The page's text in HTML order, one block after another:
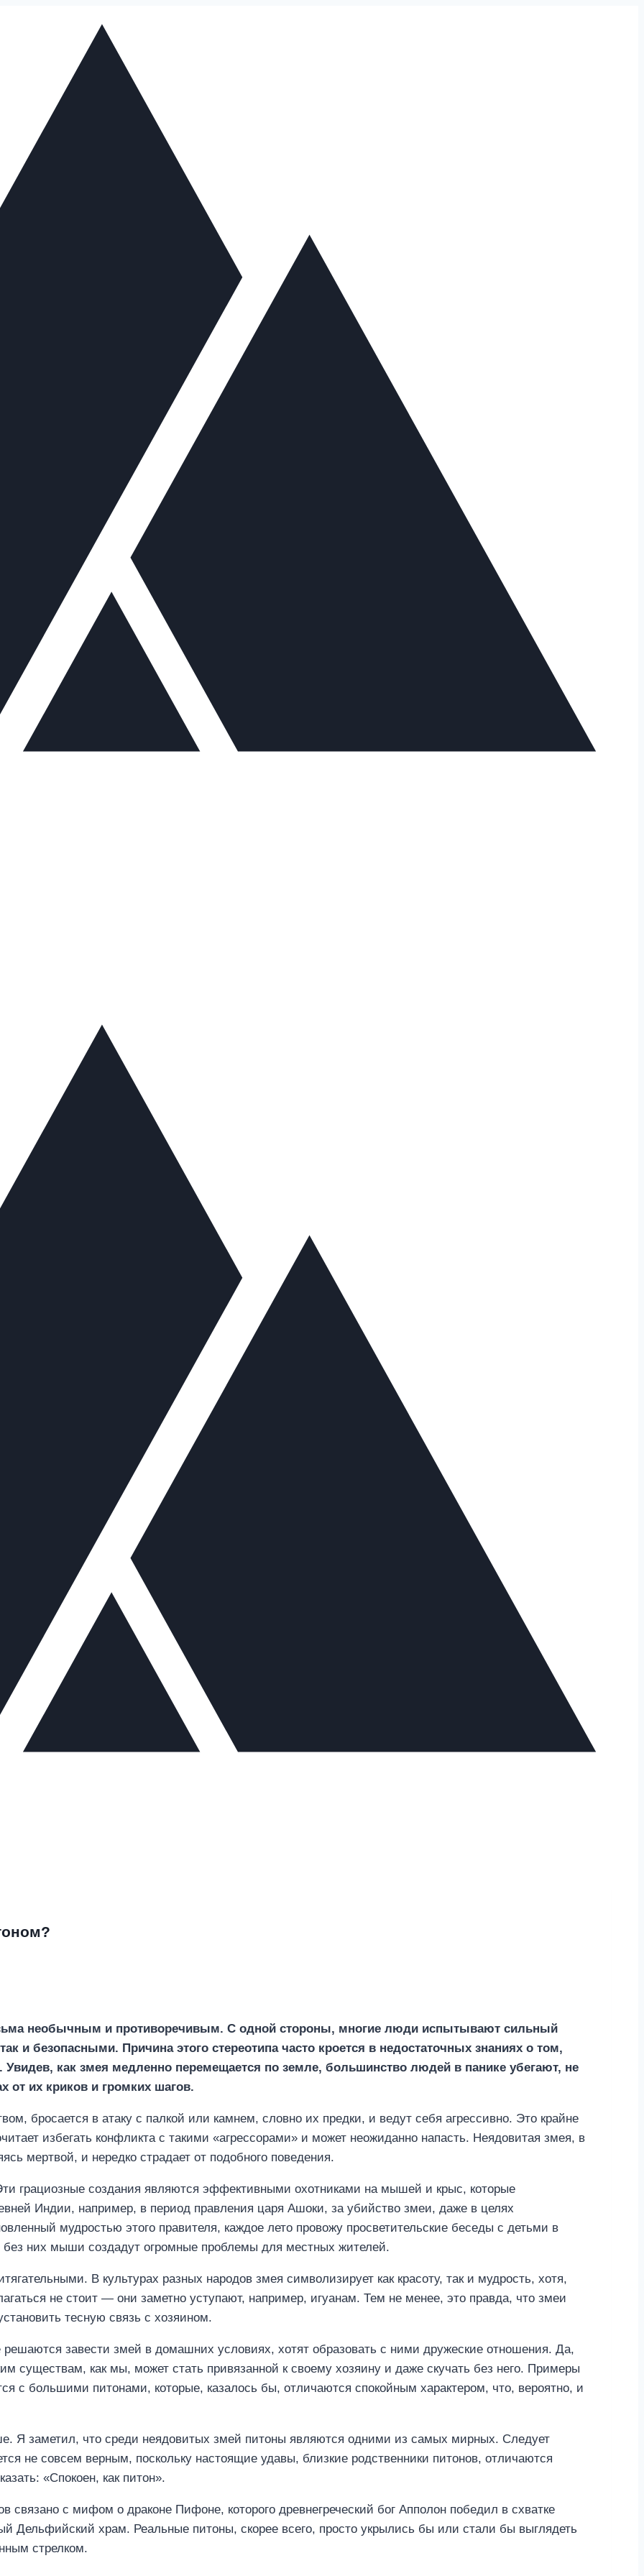
необычным и противоречивым. С одной стороны, многие люди испытывают сильный
и безопасными. Причина этого стереотипа часто кроется в недостаточных знаниях о том,
Увидев, как змея медленно перемещается по земле, большинство людей в панике убегают, не
от их криков и громких шагов.
бросается в атаку с палкой или камнем, словно их предки, и ведут себя агрессивно. Это крайне
избегать конфликта с такими «агрессорами» и может неожиданно напасть. Неядовитая змея, в
мертвой, и нередко страдает от подобного поведения.
грациозные создания являются эффективными охотниками на мышей и крыс, которые
Индии, например, в период правления царя Ашоки, за убийство змеи, даже в целях
мудростью этого правителя, каждое лето провожу просветительские беседы с детьми в
них мыши создадут огромные проблемы для местных жителей.
В культурах разных народов змея символизирует как красоту, так и мудрость, хотя,
не стоит — они заметно уступают, например, игуанам. Тем не менее, это правда, что змеи
тесную связь с хозяином.
завести змей в домашних условиях, хотят образовать с ними дружеские отношения. Да,
существам, как мы, может стать привязанной к своему хозяину и даже скучать без него. Примеры
с большими питонами, которые, казалось бы, отличаются спокойным характером, что, вероятно, и
Я заметил, что среди неядовитых змей питоны являются одними из самых мирных. Следует
не совсем верным, поскольку настоящие удавы, близкие родственники питонов, отличаются
«Спокоен, как питон».
связано с мифом о драконе Пифоне, которого древнегреческий бог Апполон победил в схватке
Дельфийский храм. Реальные питоны, скорее всего, просто укрылись бы или стали бы выглядеть
стрелком.